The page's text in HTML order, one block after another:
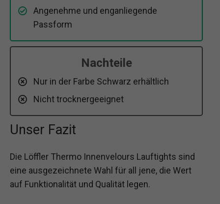
Angenehme und enganliegende
Passform
Nachteile
Nur in der Farbe Schwarz erhältlich
Nicht trocknergeeignet
Unser Fazit
Die Löffler Thermo Innenvelours Lauftights sind
eine ausgezeichnete Wahl für all jene, die Wert
auf Funktionalität und Qualität legen.